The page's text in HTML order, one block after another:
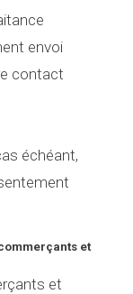
envoi
contact
échéant,
et
et